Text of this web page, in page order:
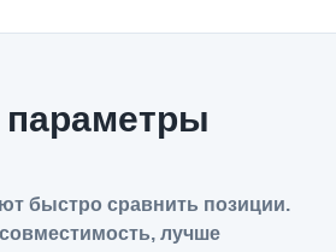
быстро сравнить позиции.
лучше